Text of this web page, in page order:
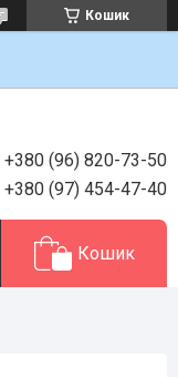
Кошик
+380 (96) 820-73-50
+380 (97) 454-47-40
Кошик